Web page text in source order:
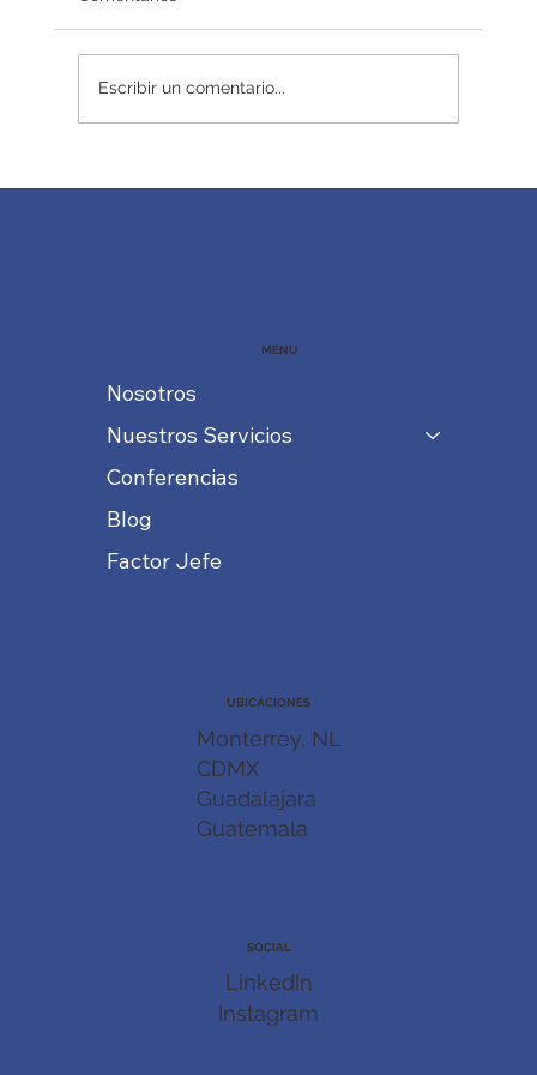
Escribir un comentario...
MENU
Nosotros
Nuestros Servicios
Conferencias
Blog
Factor Jefe
Monterrey, NL
CDMX
Guadalajara
Guatemala
UBICACIONES
LinkedIn
SOCIAL
Instagram